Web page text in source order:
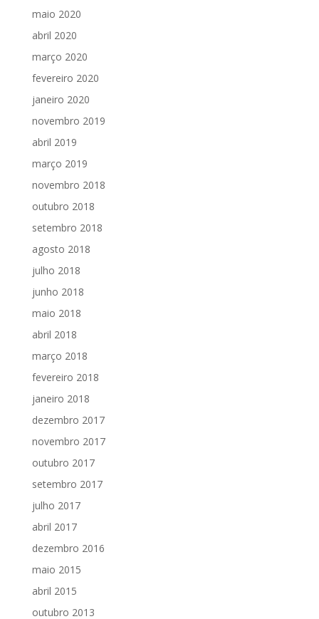
maio 2020
abril 2020
março 2020
fevereiro 2020
janeiro 2020
novembro 2019
abril 2019
março 2019
novembro 2018
outubro 2018
setembro 2018
agosto 2018
julho 2018
junho 2018
maio 2018
abril 2018
março 2018
fevereiro 2018
janeiro 2018
dezembro 2017
novembro 2017
outubro 2017
setembro 2017
julho 2017
abril 2017
dezembro 2016
maio 2015
abril 2015
outubro 2013